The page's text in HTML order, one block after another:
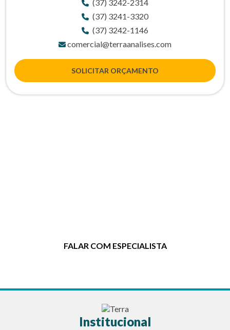
(37) 3242-2314
(37) 3241-3320
(37) 3242-1146
comercial@terraanalises.com
SOLICITAR ORÇAMENTO
FALAR COM ESPECIALISTA
Institucional